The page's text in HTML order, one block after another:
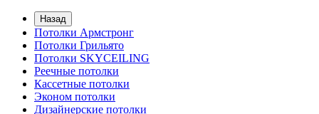
Назад
Потолки Армстронг
Потолки Грильято
Потолки SKYCEILING
Реечные потолки
Кассетные потолки
Эконом потолки
Дизайнерские потолки